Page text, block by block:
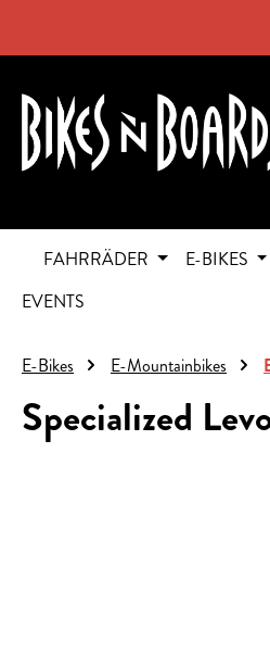
FAHRRÄDER E-BIKES
EVENTS
E-Bikes E-Mountainbikes
Specialized